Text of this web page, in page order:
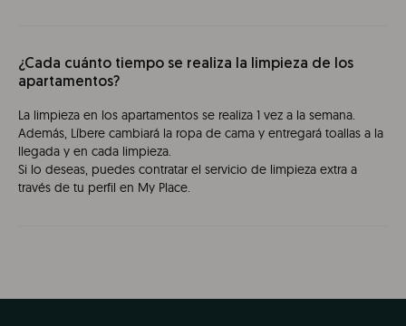
¿Cada cuánto tiempo se realiza la limpieza de los
apartamentos?
La limpieza en los apartamentos se realiza 1 vez a la semana.
Además, Líbere cambiará la ropa de cama y entregará toallas a la
llegada y en cada limpieza.
Si lo deseas, puedes contratar el servicio de limpieza extra a
través de tu perfil en My Place.